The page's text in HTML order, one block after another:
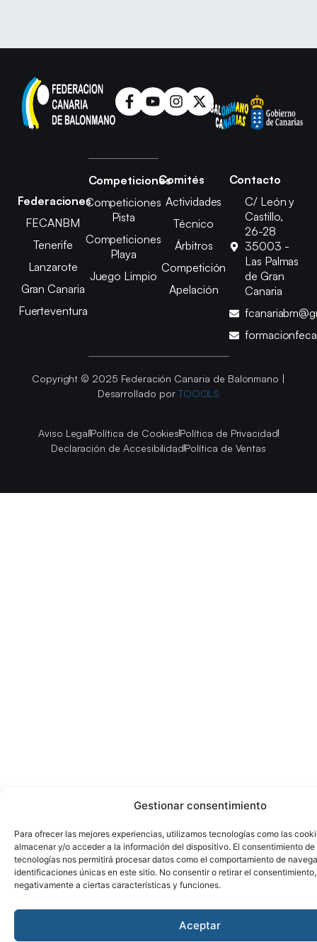
Gestionar consentimiento
Para ofrecer las mejores experiencias, utilizamos tecnologías como las
almacenar y/o acceder a la información del dispositivo. El consentimiento de
tecnologías nos permitirá procesar datos como el comportamiento de
identificaciones únicas en este sitio. No consentir o retirar el
negativamente a ciertas características y funciones.
Aceptar
Federaciones
FECANBM
Tenerife
Lanzarote
Gran Canaria
Fuerteventura
Competiciones
Competiciones
Pista
Competiciones
Playa
Juego Limpio
Comités
Actividades
Técnico
Árbitros
Competición
Apelación
Contacto
C/ León y
Castillo,
26-28
35003 -
Las Palmas
de Gran
Canaria
Copyright © 2025 Federación Canaria de Balonmano |
Desarrollado por TOOOLS
Aviso LegalPolítica de CookiesPolítica de Privacidad
Declaración de AccesibilidadPolítica de Ventas